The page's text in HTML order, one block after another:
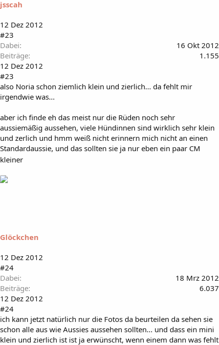
jsscah
12 Dez 2012
#23
Dabei
16 Okt 2012
Beiträge
1.155
12 Dez 2012
#23
also Noria schon ziemlich klein und zierlich... da fehlt mir
irgendwie was...
aber ich finde eh das meist nur die Rüden noch sehr
aussiemäßig aussehen, viele Hündinnen sind wirklich sehr klein
und zerlich und hmm weiß nicht erinnern mich nicht an einen
Standardaussie, und das sollten sie ja nur eben ein paar CM
kleiner
Glöckchen
12 Dez 2012
#24
Dabei
18 Mrz 2012
Beiträge
6.037
12 Dez 2012
#24
ich kann jetzt natürlich nur die Fotos da beurteilen da sehen sie
schon alle aus wie Aussies aussehen sollten... und dass ein mini
klein und zierlich ist ist ja erwünscht, wenn einem dann was fehlt